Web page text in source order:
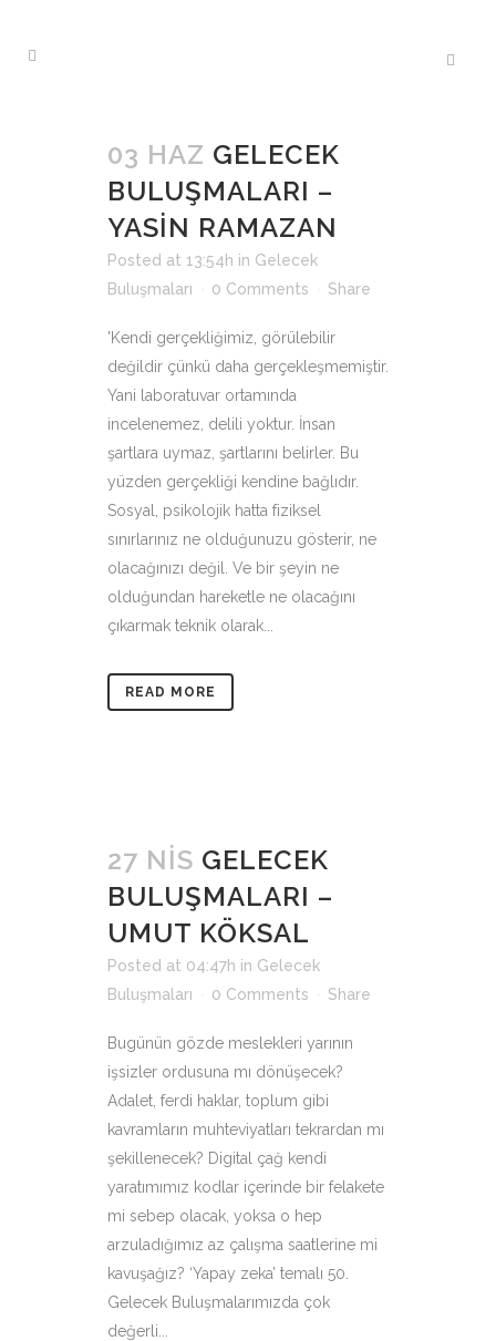
03 HAZ GELECEK
BULUŞMALARI –
YASİN RAMAZAN
Posted at 13:54h in Gelecek
Buluşmaları
0 Comments Share
'Kendi gerçekliğimiz, görülebilir
değildir çünkü daha gerçekleşmemiştir.
Yani laboratuvar ortamında
incelenemez, delili yoktur. İnsan
şartlara uymaz, şartlarını belirler. Bu
yüzden gerçekliği kendine bağlıdır.
Sosyal, psikolojik hatta fiziksel
sınırlarınız ne olduğunuzu gösterir, ne
olacağınızı değil. Ve bir şeyin ne
olduğundan hareketle ne olacağını
çıkarmak teknik olarak...
READ MORE
27 NIS GELECEK
BULUŞMALARI –
UMUT KÖKSAL
Posted at 04:47h in Gelecek
Buluşmaları
0 Comments Share
Bugünün gözde meslekleri yarının
işsizler ordusuna mı dönüşecek?
Adalet, ferdi haklar, toplum gibi
kavramların muhteviyatları tekrardan mı
şekillenecek? Digital çağ kendi
yaratımımız kodlar içerinde bir felakete
mi sebep olacak, yoksa o hep
arzuladığımız az çalışma saatlerine mi
kavuşağız? ‘Yapay zeka’ temalı 50.
Gelecek Buluşmalarımızda çok
değerli...